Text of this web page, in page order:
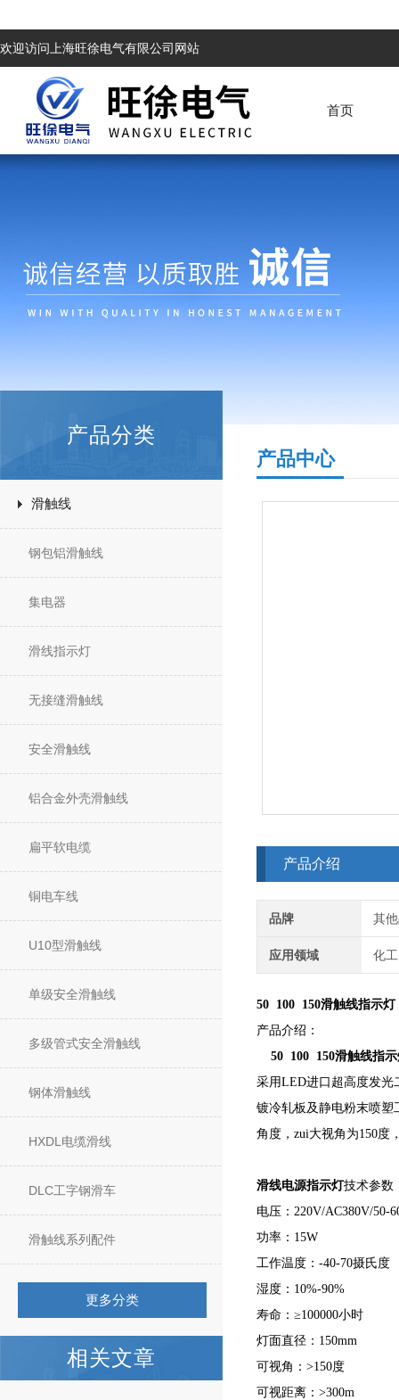
欢迎访问上海旺徐电气有限公司网站
首页
产品分类
滑触线
钢包铝滑触线
集电器
滑线指示灯
无接缝滑触线
安全滑触线
铝合金外壳滑触线
扁平软电缆
铜电车线
U10型滑触线
单级安全滑触线
多级管式安全滑触线
钢体滑触线
HXDL电缆滑线
DLC工字钢滑车
滑触线系列配件
更多分类
相关文章
产品中心
产品介绍
品牌 其
应用领域 化
50 100 150滑触线指示灯
产品介绍：
50 100 150滑触线指
采用LED进口超高度发光
镀冷轧板及静电粉末喷塑
角度，zui大视角为150度
滑线电源指示灯技术参数
电压：220V/AC380V/50-
功率：15W
工作温度：-40-70摄氏度
湿度：10%-90%
寿命：≥100000小时
灯面直径：150mm
可视角：>150度
可视距离：>300m